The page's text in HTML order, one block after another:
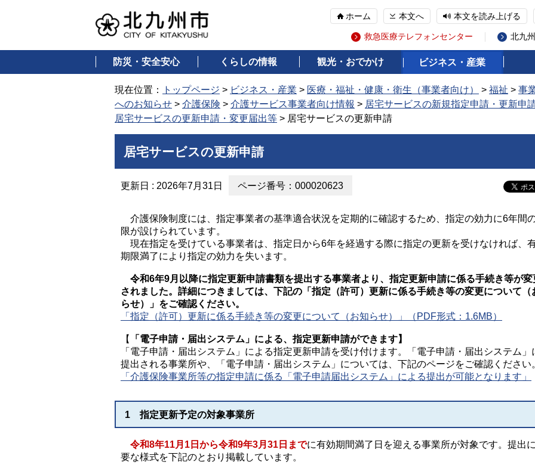
ホーム 本文へ 本文を読み上げる
救急医療テレフォンセンター 北九
防災・安全安心 くらしの情報 観光・おでかけ ビジネス・産業
現在位置： トップページ > ビジネス・産業 > 医療・福祉・健康・衛生（事業者向け） > 福祉 > 事
へのお知らせ > 介護保険 > 介護サービス事業者向け情報 > 居宅サービスの新規指定申請・更新申
居宅サービスの更新申請・変更届出等 > 居宅サービスの更新申請
居宅サービスの更新申請
更新日 : 2026年7月31日 ページ番号：000020623
介護保険制度には、指定事業者の基準適合状況を定期的に確認するため、指定の効力に6年間
限が設けられています。
現在指定を受けている事業者は、指定日から6年を経過する際に指定の更新を受けなければ、
期限満了により指定の効力を失います。
令和6年9月以降に指定更新申請書類を提出する事業者より、指定更新申請に係る手続き等が変
されました。詳細につきましては、下記の「指定（許可）更新に係る手続き等の変更について（
らせ）」をご確認ください。
「指定（許可）更新に係る手続き等の変更について（お知らせ）」（PDF形式：1.6MB）
【
「電子申請・届出システム」による、指定更新申請ができます】
「電子申請・届出システム」による指定更新申請を受け付けます。「電子申請・届出システム」
提出される事業所や、「電子申請・届出システム」については、下記のページをご確認ください
「介護保険事業所等の指定申請に係る「電子申請届出システム」による提出が可能となります」
1 指定更新予定の対象事業所
令和8年11月1日から令和9年3月31日までに有効期間満了日を迎える事業所が対象です。提出
要な様式を下記のとおり掲載しています。